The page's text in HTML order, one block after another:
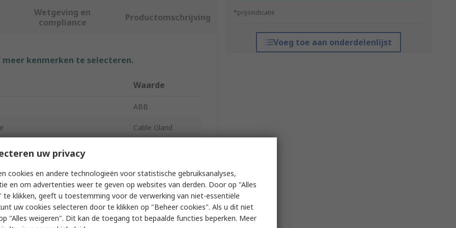
*prijsindicatie
Voeg toe aan onderdelenlijst
Wetgeving en
compliance
Productomschrijving
kenmerken te selecteren.
Waarde
ABB
Cable Gland
Diameter 21mm
Diameter 15mm
Nylon
uw privacy
cookies en andere technologieën voor statistische gebruiksanalyses,
en om advertenties weer te geven op websites van derden. Door op "Alles
te klikken, geeft u toestemming voor de verwerking van niet-essentiële
uw cookies selecteren door te klikken op "Beheer cookies". Als u dit niet
"Alles weigeren". Dit kan de toegang tot bepaalde functies beperken. Meer